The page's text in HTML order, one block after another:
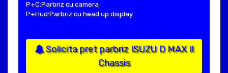
P+C:Parbriz cu camera
P+Hud:Parbriz cu head up display
Solicita pret parbriz ISUZU D MAX II
Chassis